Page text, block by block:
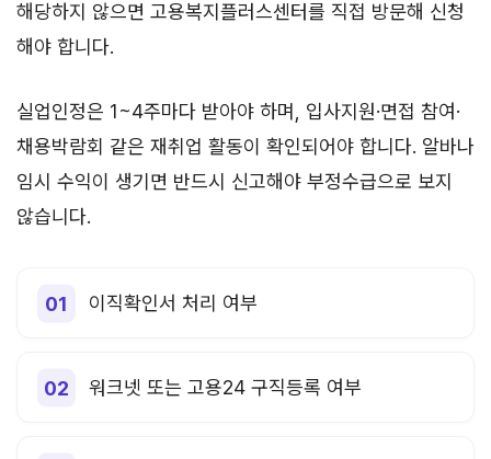
해당하지 않으면 고용복지플러스센터를 직접 방문해 신청
해야 합니다.
실업인정은 1~4주마다 받아야 하며, 입사지원·면접 참여·
채용박람회 같은 재취업 활동이 확인되어야 합니다. 알바나
임시 수익이 생기면 반드시 신고해야 부정수급으로 보지
않습니다.
이직확인서 처리 여부
워크넷 또는 고용24 구직등록 여부